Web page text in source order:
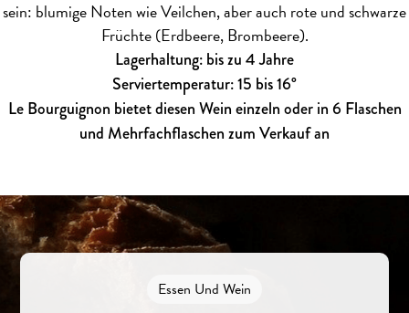
sein: blumige Noten wie Veilchen, aber auch rote und schwarze
Früchte (Erdbeere, Brombeere).
Lagerhaltung: bis zu 4 Jahre
Serviertemperatur: 15 bis 16°
Le Bourguignon bietet diesen Wein einzeln oder in 6 Flaschen
und Mehrfachflaschen zum Verkauf an
Essen Und Wein